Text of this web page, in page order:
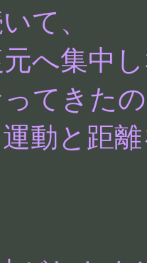
て、
へ集中
てきた
動と距